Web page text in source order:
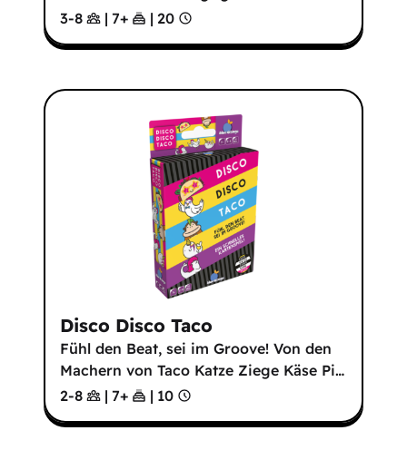
3-8
| 7+ | 20
Disco Disco Taco
Fühl den Beat, sei im Groove! Von den
Machern von Taco Katze Ziege Käse Pi…
2-8
| 7+ | 10